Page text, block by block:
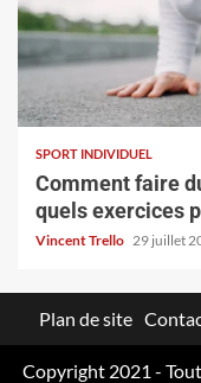
SPORT INDIVIDUEL
Comment faire
quels exercices
Vincent Trello 29 juillet
Plan de site
Copyright 2021 -